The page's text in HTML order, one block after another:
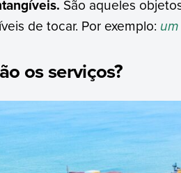
São aqueles
de tocar. Por exemplo:
os serviços?